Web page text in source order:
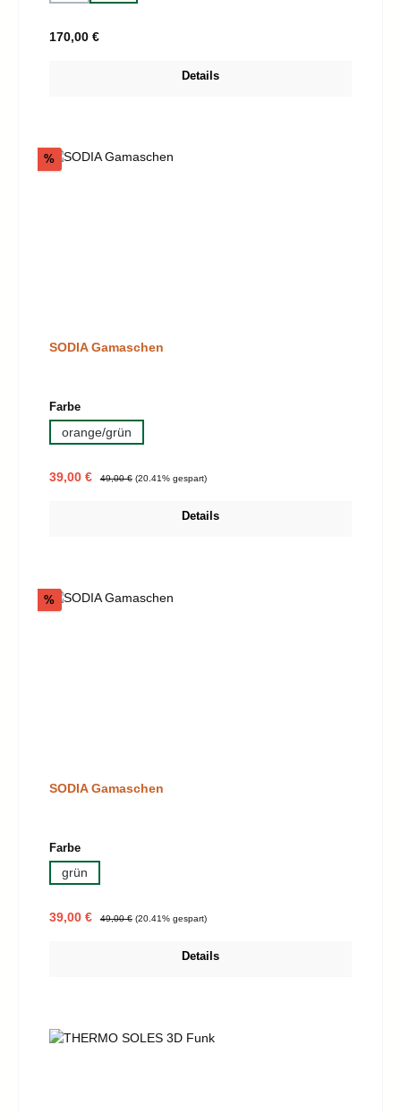
Regulärer Preis:
170,00 €
Details
%Rabatt
SODIA Gamaschen
Farbeauswählen
orange/grün
Verkaufspreis:
39,00 € Regulärer Preis:
49,00 € (20.41% gespart)
Details
%Rabatt
SODIA Gamaschen
Farbeauswählen
grün
Verkaufspreis:
39,00 € Regulärer Preis:
49,00 € (20.41% gespart)
Details